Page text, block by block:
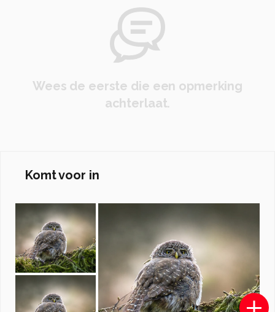
Wees de eerste die een opmerking
achterlaat.
Komt voor in